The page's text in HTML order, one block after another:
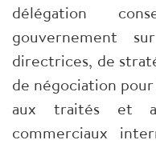
délégation
gouvernement
directrices, de
de négociation
aux traités et
commerciaux